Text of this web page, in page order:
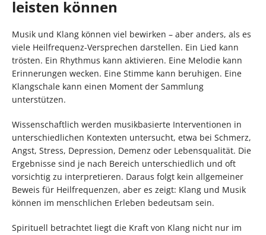
leisten können
Musik und Klang können viel bewirken – aber anders, als es
viele Heilfrequenz-Versprechen darstellen. Ein Lied kann
trösten. Ein Rhythmus kann aktivieren. Eine Melodie kann
Erinnerungen wecken. Eine Stimme kann beruhigen. Eine
Klangschale kann einen Moment der Sammlung
unterstützen.
Wissenschaftlich werden musikbasierte Interventionen in
unterschiedlichen Kontexten untersucht, etwa bei Schmerz,
Angst, Stress, Depression, Demenz oder Lebensqualität. Die
Ergebnisse sind je nach Bereich unterschiedlich und oft
vorsichtig zu interpretieren. Daraus folgt kein allgemeiner
Beweis für Heilfrequenzen, aber es zeigt: Klang und Musik
können im menschlichen Erleben bedeutsam sein.
Spirituell betrachtet liegt die Kraft von Klang nicht nur im